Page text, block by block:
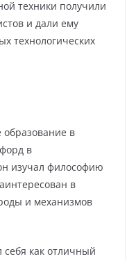
техники получили
и дали ему
технологических
образование в
в
изучал философию
в
и механизмов
как отличный